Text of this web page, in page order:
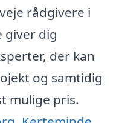
rådgivere i
giver dig
der kan
og samtidig
mulige pris.